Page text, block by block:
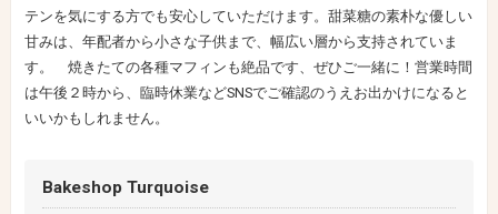
テンを気にする方でも安心していただけます。甜菜糖の素朴な優しい
甘みは、年配者から小さな子供まで、幅広い層から支持されていま
す。 焼きたての各種マフィンも絶品です、ぜひご一緒に！営業時間
は午後２時から、臨時休業などSNSでご確認のうえお出かけになると
いいかもしれません。
Bakeshop Turquoise